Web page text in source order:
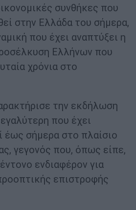
συνθήκες που
στην Ελλάδα του σήμερα,
που έχει αναπτύξει η
Ελλήνων που
χρόνια στο
την εκδήλωση
που έχει
έως σήμερα στο πλαίσιο
γεγονός που, όπως είπε,
ενδιαφέρον για
επιστροφής